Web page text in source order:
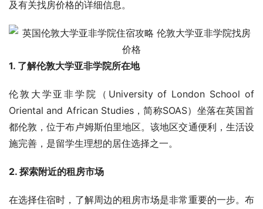
及有关找房价格的详细信息。
1. 了解伦敦大学亚非学院所在地
伦敦大学亚非学院（University of London School of
Oriental and African Studies，简称SOAS）坐落在英国首
都伦敦，位于布卢姆斯伯里地区。该地区交通便利，生活设
施完善，是留学生理想的居住选择之一。
2. 探索附近的租房市场
在选择住宿时，了解周边的租房市场是非常重要的一步。布